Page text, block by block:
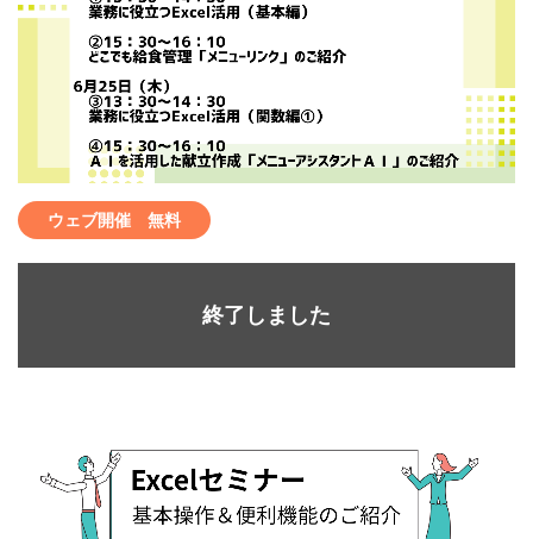
ウェブ開催 無料
終了しました